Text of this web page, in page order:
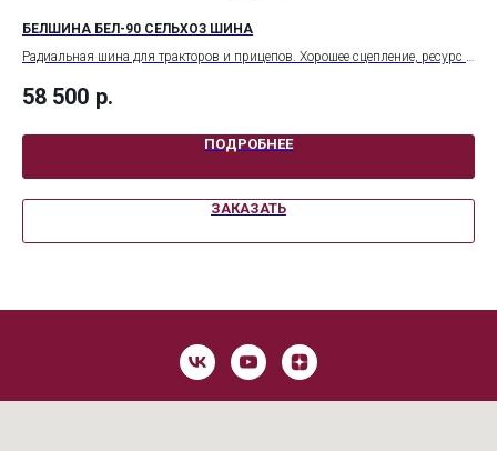
БЕЛШИНА БЕЛ-90 СЕЛЬХОЗ ШИНА
Радиальная шина для тракторов и прицепов. Хорошее сцепление, ресурс и
58 500 р.
ПОДРОБНЕЕ
ЗАКАЗАТЬ